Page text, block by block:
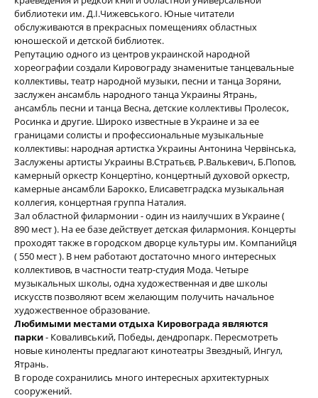
библиотеки им. Д.I.Чижевського. Юные читатели
обслуживаются в прекрасных помещениях областных
юношеской и детской библиотек.
Репутацию одного из центров украинской народной
хореографии создали Кировограду знаменитые танцевальные
коллективы, театр народной музыки, песни и танца Зоряни,
заслужен ансамбль народного танца Украины Ятрань,
ансамбль песни и танца Весна, детские коллективы Пролесок,
Росинка и другие. Широко известные в Украине и за ее
границами солисты и профессиональные музыкальные
коллективы: народная артистка Украины Антонина Червiнська,
Заслужены артисты Украины В.Стратьєв, Р.Валькевич, Б.Попов,
камерный оркестр Концертiно, концертный духовой оркестр,
камерные ансамбли Барокко, Елисаветградска музыкальная
коллегия, концертная группа Наталия.
Зал областной филармонии - один из наилучших в Украине (
890 мест ). На ее базе действует детская филармония. Концерты
проходят также в городском дворце культуры им. Компанийця
( 550 мест ). В нем работают достаточно много интересных
коллективов, в частности театр-студия Мода. Четыре
музыкальных школы, одна художественная и две школы
искусств позволяют всем желающим получить начальное
художественное образование.
Любимыми местами отдыха Кировограда являются
парки- Коваливський, Победы, дендропарк. Пересмотреть
новые киноленты предлагают кинотеатры Звездный, Ингул,
Ятрань.
В городе сохранились много интересных архитектурных
сооружений.